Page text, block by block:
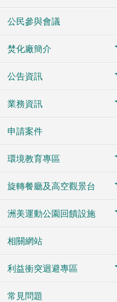
公民參與會議
焚化廠簡介
公告資訊
業務資訊
申請案件
環境教育專區
旋轉餐廳及高空觀景台
洲美運動公園回饋設施
相關網站
利益衝突迴避專區
常見問題